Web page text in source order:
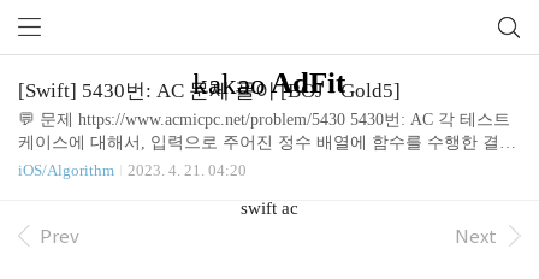
swift ac
[Swift] 5430번: AC 문제 풀이 [BOJ - Gold5]
💬 문제 https://www.acmicpc.net/problem/5430 5430번: AC 각 테스트
케이스에 대해서, 입력으로 주어진 정수 배열에 함수를 수행한 결과
를 출력한다. 만약, 에러가 발생한 경우에는 error를 출력한다. www.
D가 나올 때마다 removeFirst()를 수행해주었더니 시간 초과가 발생
했다. 따라서 투포인터 방식을 활용해서 풀이해주었다. R을 수행할
iOS/Algorithm 2023. 4. 21. 04:20
Prev Next